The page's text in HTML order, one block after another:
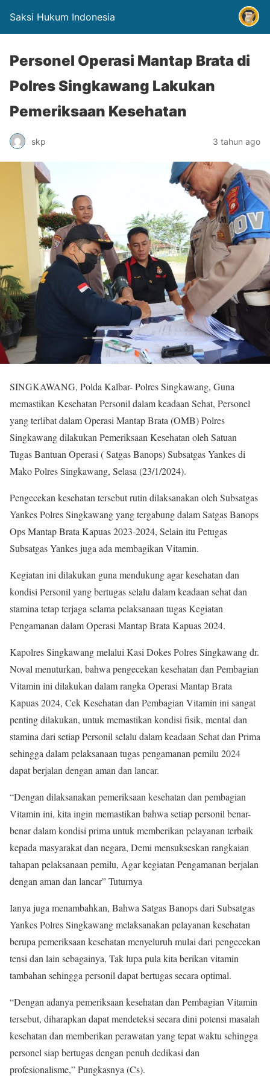
Saksi Hukum Indonesia
Personel Operasi Mantap Brata di
Polres Singkawang Lakukan
Pemeriksaan Kesehatan
skp 3 tahun ago
SINGKAWANG, Polda Kalbar- Polres Singkawang, Guna
memastikan Kesehatan Personil dalam keadaan Sehat, Personel
yang terlibat dalam Operasi Mantap Brata (OMB) Polres
Singkawang dilakukan Pemeriksaan Kesehatan oleh Satuan
Tugas Bantuan Operasi ( Satgas Banops) Subsatgas Yankes di
Mako Polres Singkawang, Selasa (23/1/2024).
Pengecekan kesehatan tersebut rutin dilaksanakan oleh Subsatgas
Yankes Polres Singkawang yang tergabung dalam Satgas Banops
Ops Mantap Brata Kapuas 2023-2024, Selain itu Petugas
Subsatgas Yankes juga ada membagikan Vitamin.
Kegiatan ini dilakukan guna mendukung agar kesehatan dan
kondisi Personil yang bertugas selalu dalam keadaan sehat dan
stamina tetap terjaga selama pelaksanaan tugas Kegiatan
Pengamanan dalam Operasi Mantap Brata Kapuas 2024.
Kapolres Singkawang melalui Kasi Dokes Polres Singkawang dr.
Noval menuturkan, bahwa pengecekan kesehatan dan Pembagian
Vitamin ini dilakukan dalam rangka Operasi Mantap Brata
Kapuas 2024, Cek Kesehatan dan Pembagian Vitamin ini sangat
penting dilakukan, untuk memastikan kondisi fisik, mental dan
stamina dari setiap Personil selalu dalam keadaan Sehat dan Prima
sehingga dalam pelaksanaan tugas pengamanan pemilu 2024
dapat berjalan dengan aman dan lancar.
“Dengan dilaksanakan pemeriksaan kesehatan dan pembagian
Vitamin ini, kita ingin memastikan bahwa setiap personil benar-
benar dalam kondisi prima untuk memberikan pelayanan terbaik
kepada masyarakat dan negara, Demi mensukseskan rangkaian
tahapan pelaksanaan pemilu, Agar kegiatan Pengamanan berjalan
dengan aman dan lancar” Tuturnya
Ianya juga menambahkan, Bahwa Satgas Banops dari Subsatgas
Yankes Polres Singkawang melaksanakan pelayanan kesehatan
berupa pemeriksaan kesehatan menyeluruh mulai dari pengecekan
tensi dan lain sebagainya, Tak lupa pula kita berikan vitamin
tambahan sehingga personil dapat bertugas secara optimal.
“Dengan adanya pemeriksaan kesehatan dan Pembagian Vitamin
tersebut, diharapkan dapat mendeteksi secara dini potensi masalah
kesehatan dan memberikan perawatan yang tepat waktu sehingga
personel siap bertugas dengan penuh dedikasi dan
profesionalisme,” Pungkasnya (Cs).